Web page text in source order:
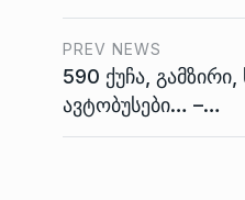
PREV NEWS
590 ქუჩა,
ავტობუსები… –…